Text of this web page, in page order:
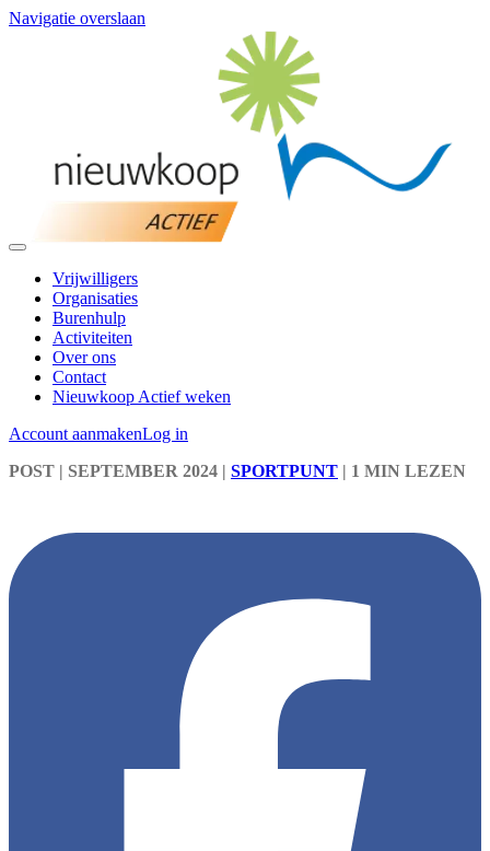
Navigatie overslaan
Vrijwilligers
Organisaties
Burenhulp
Activiteiten
Over ons
Contact
Nieuwkoop Actief weken
Account aanmakenLog in
POST | SEPTEMBER 2024 | SPORTPUNT | 1 MIN LEZEN